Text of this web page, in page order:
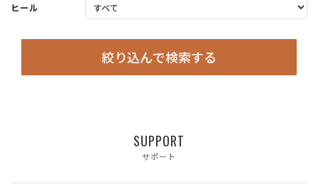
ヒール
絞り込んで検索する
SUPPORT
サポート